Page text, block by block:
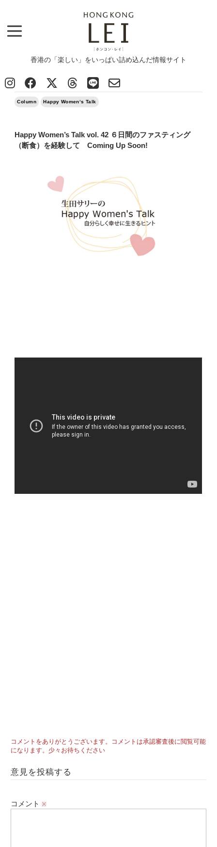
香港の「楽しい」をいっぱい詰め込んだ情報サイト
Column
>
2020/11/06
Column Happy Women‘s Talk
Happy Women’s Talk vol. 42 ６日間のファスティング
（断食）を経験して Coming Up Soon!
コメントをありがとうございます。コメントは承認審査後に閲覧可能
になります。少々お待ちください
意見を投稿する
コメント※